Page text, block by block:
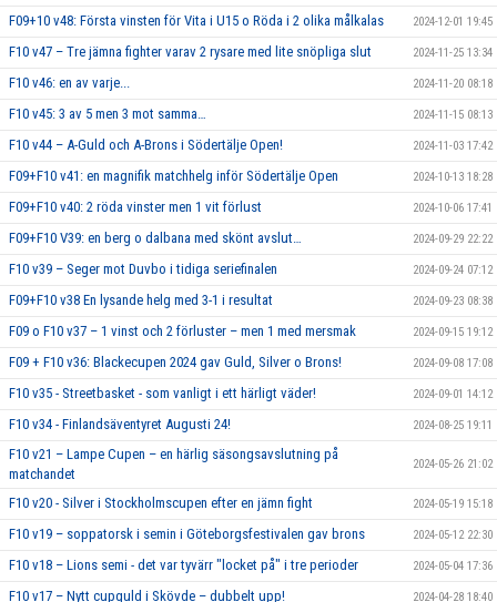
F09+10 v48: Första vinsten för Vita i U15 o Röda i 2 olika målkalas 2024-12-01 19:45
F10 v47 – Tre jämna fighter varav 2 rysare med lite snöpliga slut 2024-11-25 13:34
F10 v46: en av varje... 2024-11-20 08:18
F10 v45: 3 av 5 men 3 mot samma… 2024-11-15 08:13
F10 v44 – A-Guld och A-Brons i Södertälje Open! 2024-11-03 17:42
F09+F10 v41: en magnifik matchhelg inför Södertälje Open 2024-10-13 18:28
F09+F10 v40: 2 röda vinster men 1 vit förlust 2024-10-06 17:41
F09+F10 V39: en berg o dalbana med skönt avslut… 2024-09-29 22:22
F10 v39 – Seger mot Duvbo i tidiga seriefinalen 2024-09-24 07:12
F09+F10 v38 En lysande helg med 3-1 i resultat 2024-09-23 08:38
F09 o F10 v37 – 1 vinst och 2 förluster – men 1 med mersmak 2024-09-15 19:12
F09 + F10 v36: Blackecupen 2024 gav Guld, Silver o Brons! 2024-09-08 17:08
F10 v35 - Streetbasket - som vanligt i ett härligt väder! 2024-09-01 14:12
F10 v34 - Finlandsäventyret Augusti 24! 2024-08-25 19:11
F10 v21 – Lampe Cupen – en härlig säsongsavslutning på
matchandet
2024-05-26 21:02
F10 v20 - Silver i Stockholmscupen efter en jämn fight 2024-05-19 15:18
F10 v19 – soppatorsk i semin i Göteborgsfestivalen gav brons 2024-05-12 22:30
F10 v18 – Lions semi - det var tyvärr "locket på" i tre perioder 2024-05-04 17:36
F10 v17 – Nytt cupguld i Skövde – dubbelt upp! 2024-04-28 18:40